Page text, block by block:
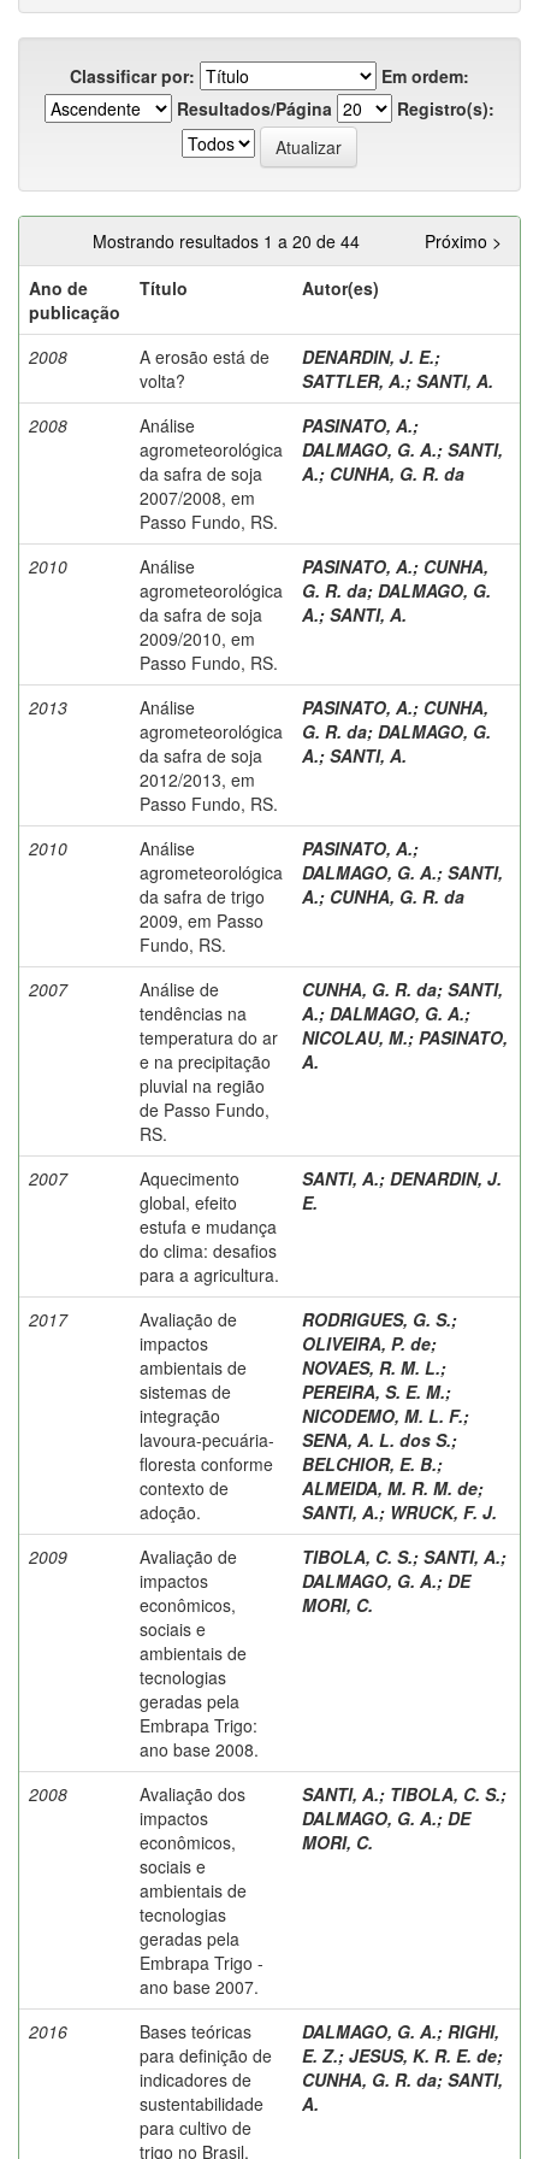
Classificar por:
Em ordem:
Resultados/Página
Registro(s):
Mostrando resultados 1 a 20 de 44
Próximo >
Ano de
publicação
Título Autor(es)
2008
A erosão está de
volta?
DENARDIN, J. E.;
SATTLER, A.; SANTI, A.
2008
Análise
agrometeorológica
da safra de soja
2007/2008, em
Passo Fundo, RS.
PASINATO, A.;
DALMAGO, G. A.; SANTI,
A.; CUNHA, G. R. da
2010
Análise
agrometeorológica
da safra de soja
2009/2010, em
Passo Fundo, RS.
PASINATO, A.; CUNHA,
G. R. da; DALMAGO, G.
A.; SANTI, A.
2013
Análise
agrometeorológica
da safra de soja
2012/2013, em
Passo Fundo, RS.
PASINATO, A.; CUNHA,
G. R. da; DALMAGO, G.
A.; SANTI, A.
2010
Análise
agrometeorológica
da safra de trigo
2009, em Passo
Fundo, RS.
PASINATO, A.;
DALMAGO, G. A.; SANTI,
A.; CUNHA, G. R. da
2007
Análise de
tendências na
temperatura do ar
e na precipitação
pluvial na região
de Passo Fundo,
RS.
CUNHA, G. R. da; SANTI,
A.; DALMAGO, G. A.;
NICOLAU, M.; PASINATO,
A.
2007
Aquecimento
global, efeito
estufa e mudança
do clima: desafios
para a agricultura.
SANTI, A.; DENARDIN, J.
E.
2017
Avaliação de
impactos
ambientais de
sistemas de
integração
lavoura-pecuária-
floresta conforme
contexto de
adoção.
RODRIGUES, G. S.;
OLIVEIRA, P. de;
NOVAES, R. M. L.;
PEREIRA, S. E. M.;
NICODEMO, M. L. F.;
SENA, A. L. dos S.;
BELCHIOR, E. B.;
ALMEIDA, M. R. M. de;
SANTI, A.; WRUCK, F. J.
2009
Avaliação de
impactos
econômicos,
sociais e
ambientais de
tecnologias
geradas pela
Embrapa Trigo:
ano base 2008.
TIBOLA, C. S.; SANTI, A.;
DALMAGO, G. A.; DE
MORI, C.
2008
Avaliação dos
impactos
econômicos,
sociais e
ambientais de
tecnologias
geradas pela
Embrapa Trigo -
ano base 2007.
SANTI, A.; TIBOLA, C. S.;
DALMAGO, G. A.; DE
MORI, C.
2016
Bases teóricas
para definição de
indicadores de
sustentabilidade
para cultivo de
trigo no Brasil.
DALMAGO, G. A.; RIGHI,
E. Z.; JESUS, K. R. E. de;
CUNHA, G. R. da; SANTI,
A.